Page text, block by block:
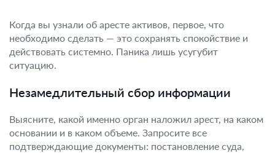
Когда вы узнали об аресте активов, первое, что
необходимо сделать — это сохранять спокойствие и
действовать системно. Паника лишь усугубит
ситуацию.
Незамедлительный сбор информации
Выясните, какой именно орган наложил арест, на каком
основании и в каком объеме. Запросите все
подтверждающие документы: постановление суда,